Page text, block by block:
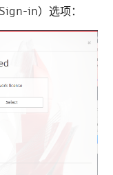
in）选项：